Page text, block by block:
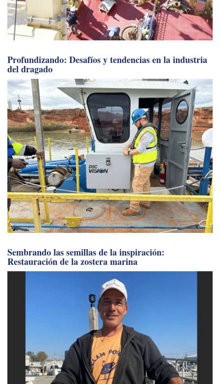
Profundizando: Desafíos y tendencias en la industria
del dragado
Sembrando las semillas de la inspiración:
Restauración de la zostera marina